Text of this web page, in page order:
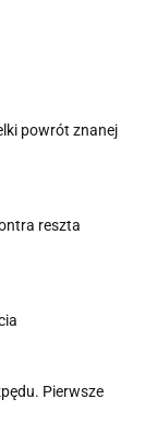
powrót znanej
reszta
Pierwsze